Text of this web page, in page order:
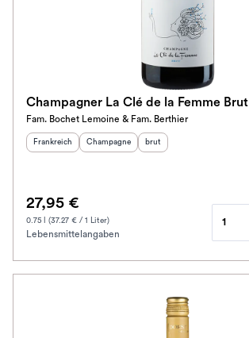
Champagner La Clé de la Femme Brut
Fam. Bochet Lemoine & Fam. Berthier
Herkunftsland
Frankreich Herkunftsregion :
Champagne Geschmack
brut
27,95 €
0.75 l (37.27 € / 1 Liter)
Lebensmittelangaben
1